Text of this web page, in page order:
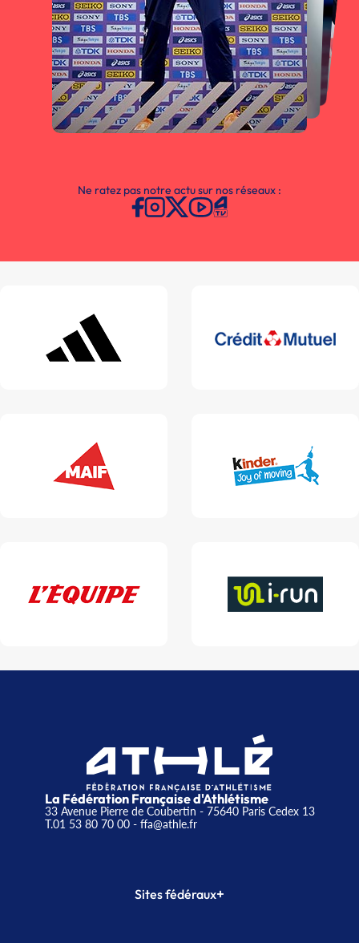
Ne ratez pas notre actu sur nos réseaux :
La Fédération Française d'Athlétisme
33 Avenue Pierre de Coubertin - 75640 Paris Cedex 13
T.01 53 80 70 00- ffa@athle.fr
Sites fédéraux+